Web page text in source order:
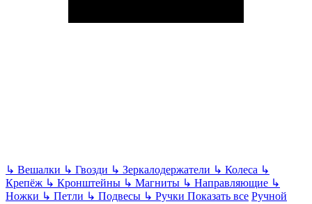
↳ Вешалки ↳ Гвозди ↳ Зеркалодержатели ↳ Колеса ↳
Крепёж ↳ Кронштейны ↳ Магниты ↳ Направляющие ↳
Ножки ↳ Петли ↳ Подвесы ↳ Ручки Показать все Ручной